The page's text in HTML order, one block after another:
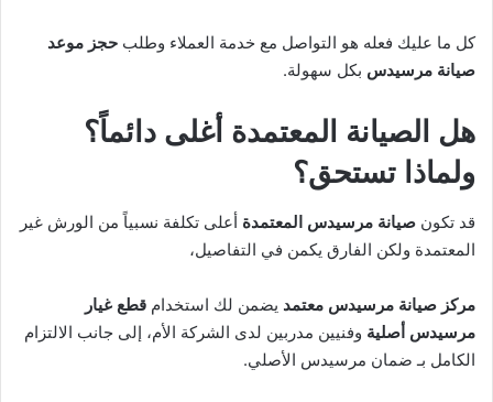
كل ما عليك فعله هو التواصل مع خدمة العملاء وطلب حجز موعد
صيانة مرسيدس بكل سهولة.
هل الصيانة المعتمدة أغلى دائماً؟
ولماذا تستحق؟
قد تكون صيانة مرسيدس المعتمدة أعلى تكلفة نسبياً من الورش غير
المعتمدة ولكن الفارق يكمن في التفاصيل،
مركز صيانة مرسيدس معتمد يضمن لك استخدام قطع غيار
مرسيدس أصلية وفنيين مدربين لدى الشركة الأم، إلى جانب الالتزام
الكامل بـ ضمان مرسيدس الأصلي.